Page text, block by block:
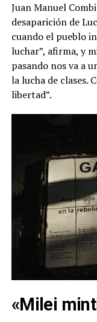
Juan Manuel
desaparición de
cuando el pueblo
luchar”, afirma, y
pasando nos va a
la lucha de clases.
libertad”.
«Milei